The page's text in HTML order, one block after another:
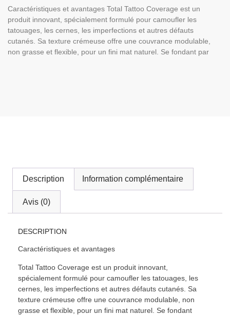
Caractéristiques et avantages Total Tattoo Coverage est un
produit innovant, spécialement formulé pour camoufler les
tatouages, les cernes, les imperfections et autres défauts
cutanés. Sa texture crémeuse offre une couvrance modulable,
non grasse et flexible, pour un fini mat naturel. Se fondant par
Description Information complémentaire
Avis (0)
DESCRIPTION
Caractéristiques et avantages
Total Tattoo Coverage est un produit innovant,
spécialement formulé pour camoufler les tatouages, les
cernes, les imperfections et autres défauts cutanés. Sa
texture crémeuse offre une couvrance modulable, non
grasse et flexible, pour un fini mat naturel. Se fondant